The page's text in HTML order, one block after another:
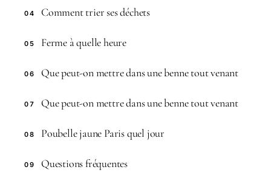
04 Comment trier ses déchets
05 Ferme à quelle heure
06 Que peut-on mettre dans une benne tout venant
07 Que peut-on mettre dans une benne tout venant
08 Poubelle jaune Paris quel jour
09 Questions fréquentes